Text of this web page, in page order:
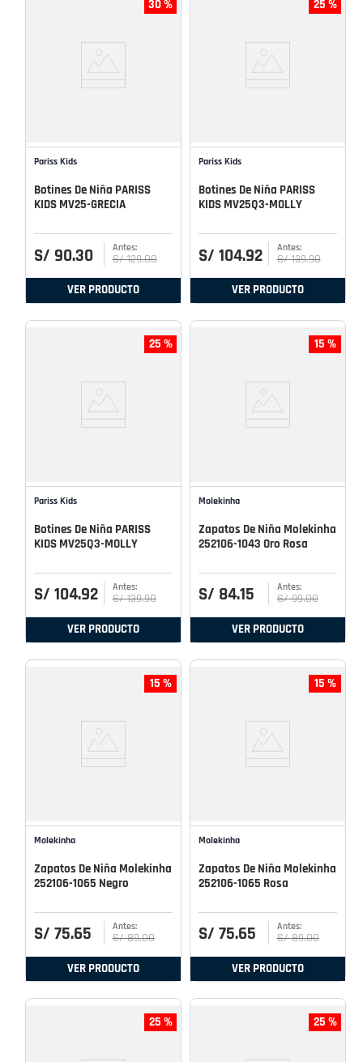
30 %
Pariss Kids
Botines De Niña PARISS
KIDS MV25-GRECIA
S/ 90.30 S/ 129.00
VER PRODUCTO
25 %
Pariss Kids
Botines De Niña PARISS
KIDS MV25Q3-MOLLY
S/ 104.92 S/ 139.90
VER PRODUCTO
25 %
Pariss Kids
Botines De Niña PARISS
KIDS MV25Q3-MOLLY
S/ 104.92 S/ 139.90
VER PRODUCTO
15 %
Molekinha
Zapatos De Niña Molekinha
252106-1043 Oro Rosa
S/ 84.15 S/ 99.00
VER PRODUCTO
15 %
Molekinha
Zapatos De Niña Molekinha
252106-1065 Negro
S/ 75.65 S/ 89.00
VER PRODUCTO
15 %
Molekinha
Zapatos De Niña Molekinha
252106-1065 Rosa
S/ 75.65 S/ 89.00
VER PRODUCTO
25 % 25 %